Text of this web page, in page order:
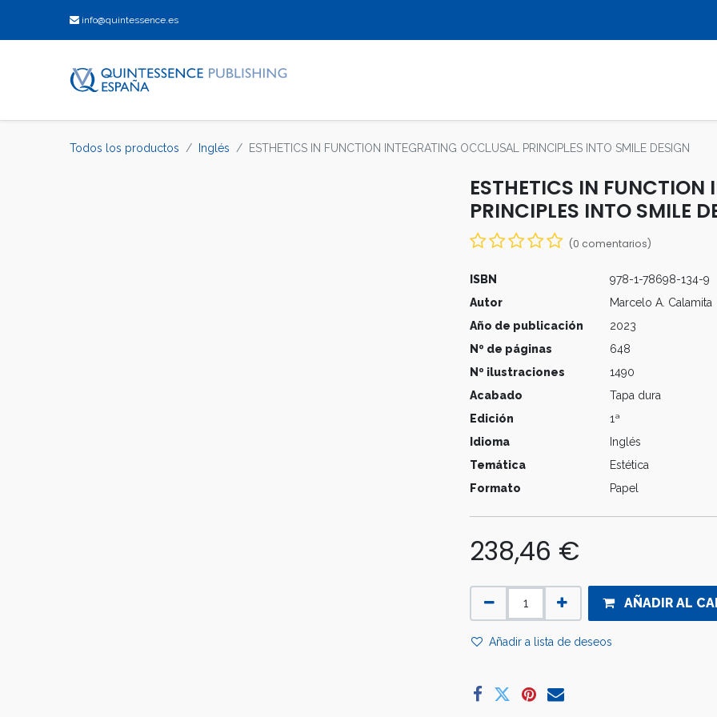
info@quintessence.es
Todos los productos Inglés ESTHETICS IN FUNCTION INTEGRATING OCCLUSAL PRINCIPLES INTO SMILE DESIGN
ESTHETICS IN
PRINCIPLES INTO SMILE
(0 comentarios)
ISBN
978-1-78698-134-9
Autor
Marcelo A. Calamita
Año de publicación
2023
Nº de páginas
648
Nº ilustraciones
1490
Acabado
Tapa dura
Edición
1ª
Idioma
Inglés
Temática
Estética
Formato
Papel
238,46 €
AÑADIR AL
Añadir a lista de deseos